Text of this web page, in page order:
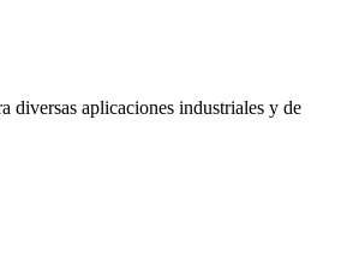
diversas aplicaciones industriales y de